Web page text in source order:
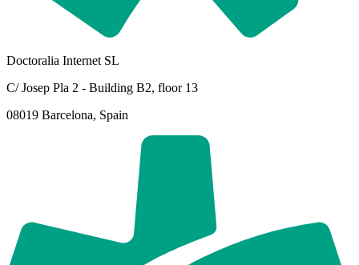
Doctoralia Internet SL
C/ Josep Pla 2 - Building B2, floor 13
08019 Barcelona, Spain